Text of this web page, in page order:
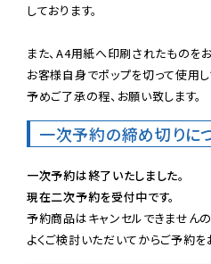
しております。
また、A4用紙へ印刷されたものを
お客様自身でポップを切って使用し
予めご了承の程、お願い致します。
一次予約の締め切りに
一次予約は終了いたしました。
現在二次予約を受付中です。
予約商品はキャンセルできません
よくご検討いただいてからご予約を